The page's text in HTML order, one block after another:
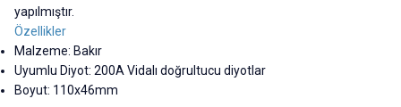
yapılmıştır.
Özellikler
Malzeme: Bakır
Uyumlu Diyot: 200A Vidalı doğrultucu diyotlar
Boyut: 110x46mm